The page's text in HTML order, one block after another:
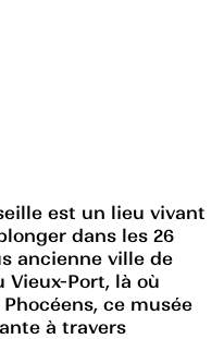
est un lieu vivant
dans les 26
ancienne ville de
Vieux-Port, là où
ce musée
à travers